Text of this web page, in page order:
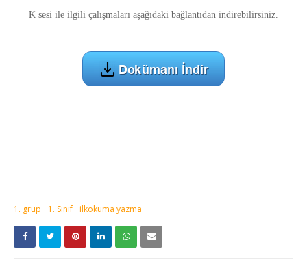
K sesi ile ilgili çalışmaları aşağıdaki bağlantıdan indirebilirsiniz.
1. grup 1. Sınıf ilkokuma yazma